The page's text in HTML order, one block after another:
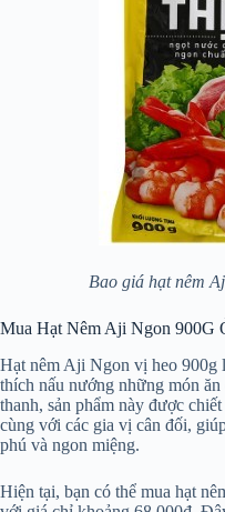
Bao giá hạt nêm
Mua Hạt Nêm Aji Ngon 900G
Hạt nêm Aji Ngon vị heo 900g
thích nấu nướng những món
thanh, sản phẩm này được
cùng với các gia vị cân đối,
phú và ngon miệng.
Hiện tại, bạn có thể mua hạt